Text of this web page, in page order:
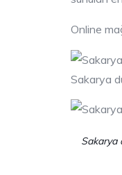
Online
Sakarya
Sakarya